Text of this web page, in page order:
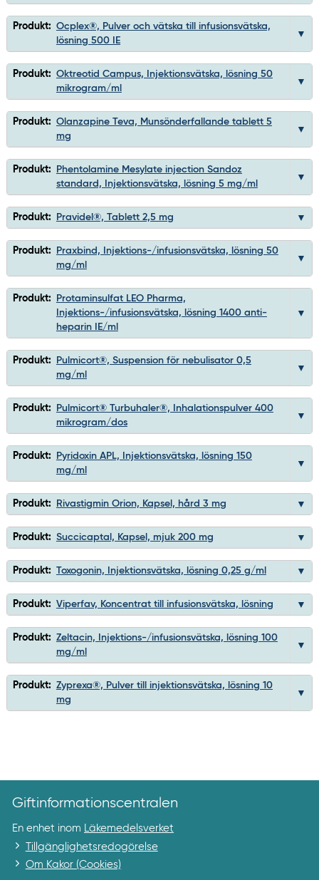
Produkt: Ocplex®, Pulver och vätska till infusionsvätska,
lösning 500 IE
Produkt: Oktreotid Campus, Injektionsvätska, lösning 50
mikrogram/ml
Produkt: Olanzapine Teva, Munsönderfallande tablett 5
mg
Produkt:
Phentolamine Mesylate injection Sandoz
standard, Injektionsvätska, lösning 5 mg/ml
Produkt: Pravidel®, Tablett 2,5 mg
Produkt:
Praxbind, Injektions-/infusionsvätska, lösning 50
mg/ml
Produkt:
Protaminsulfat LEO Pharma,
Injektions-/infusionsvätska, lösning 1400 anti-
heparin IE/ml
Produkt:
Pulmicort®, Suspension för nebulisator 0,5
mg/ml
Produkt:
Pulmicort® Turbuhaler®, Inhalationspulver 400
mikrogram/dos
Produkt:
Pyridoxin APL, Injektionsvätska, lösning 150
mg/ml
Produkt: Rivastigmin Orion, Kapsel, hård 3 mg
Produkt: Succicaptal, Kapsel, mjuk 200 mg
Produkt: Toxogonin, Injektionsvätska, lösning 0,25 g/ml
Produkt: Viperfav, Koncentrat till infusionsvätska, lösning
Produkt: Zeltacin, Injektions-/infusionsvätska, lösning 100
mg/ml
Produkt: Zyprexa®, Pulver till injektionsvätska, lösning 10
mg
Giftinformationscentralen
En enhet inom Läkemedelsverket
Tillgänglighetsredogörelse
Om Kakor (Cookies)